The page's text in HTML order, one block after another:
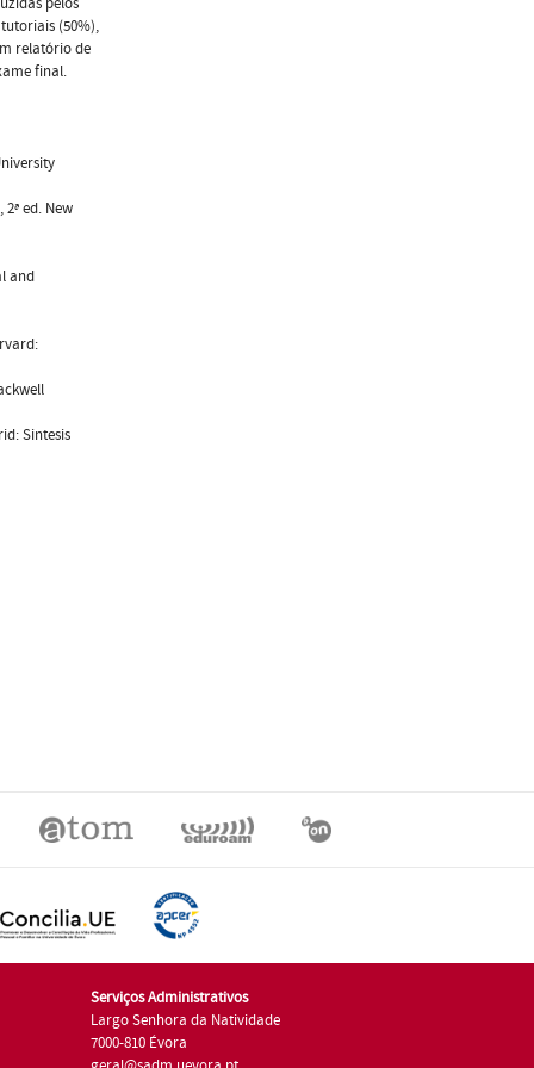
(50%),
relatório de
final.
ed. New
and
Sintesis
Serviços Administrativos
Largo Senhora da Natividade
7000-810 Évora